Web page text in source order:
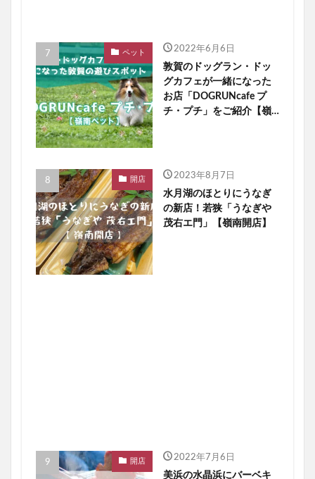
ペット 2022年6月6日
敦賀のドッグラン・ドッ
グカフェが一緒になった
お店「DOGRUNcafe プ
チ・プチ」をご紹介【嶺
開店 2023年8月7日
水月湖のほとりにうなぎ
の新店！若狭「うなぎや
茂右エ門」【嶺南開店】
開店 2022年7月6日
美浜の水晶浜にバーベキ